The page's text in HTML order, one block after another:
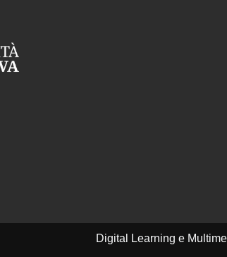
Digital Learning e